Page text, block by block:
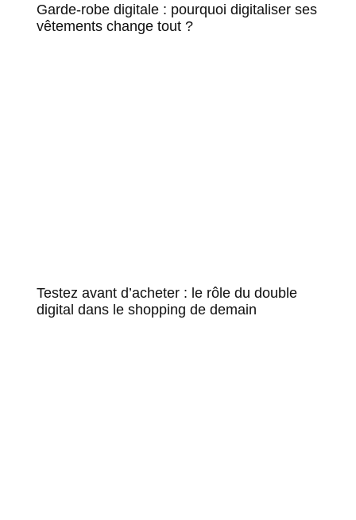
Garde-robe digitale : pourquoi digitaliser ses
vêtements change tout ?
Testez avant d’acheter : le rôle du double
digital dans le shopping de demain